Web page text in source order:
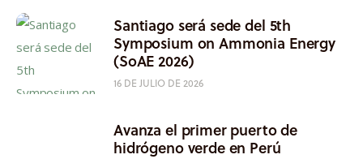
Santiago será sede del 5th
Symposium on Ammonia Energy
(SoAE 2026)
16 DE JULIO DE 2026
Avanza el primer puerto de
hidrógeno verde en Perú